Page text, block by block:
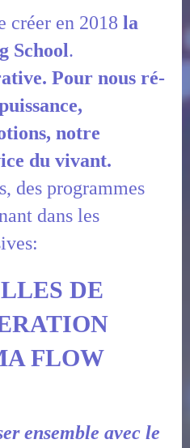
créer en 2018 la
School.
Pour nous ré-
notre
du vivant.
des programmes
dans les
DE
FLOW
ensemble avec le